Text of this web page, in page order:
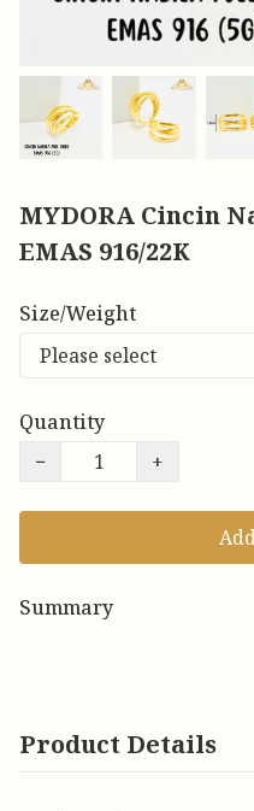
MYDORA Cincin
EMAS 916/22K
Size/Weight
Quantity
−
+
Summary
Product Details